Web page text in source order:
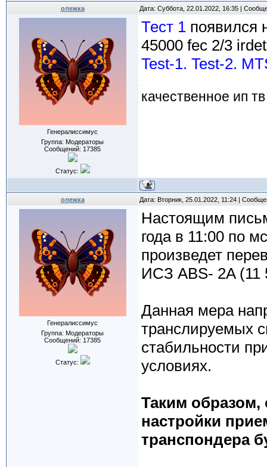
олежка Дата: Суббота, 22.01.2022, 16:35 |
Генералиссимус
Группа: Модераторы
Сообщений: 17385
Статус:
Тест 1 появился
45000 fec 2/3
Test-1. Test-2.
качественное ип
олежка Дата: Вторник, 25.01.2022, 11:24 |
Генералиссимус
Группа: Модераторы
Сообщений: 17385
Статус:
Настоящим
года в 11:00 по
произведет
ИСЗ ABS- 2A
Данная мера
транслируемых
стабильности
условиях.
Таким образом,
настройки
транспондера